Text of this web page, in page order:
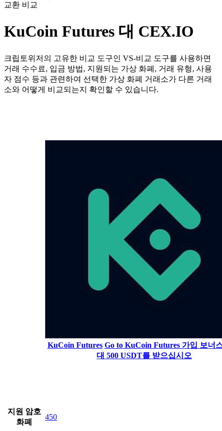
교환 비교
KuCoin Futures 대 CEX.IO
크립토위저의 고유한 비교 도구인 VS-비교 도구를 사용하면
거래 수수료, 입금 방법, 지원되는 가상 화폐, 거래 유형, 사용
자 점수 등과 관련하여 선택한 가상 화폐 거래소가 다른 거래
소와 어떻게 비교되는지 확인할 수 있습니다.
KuCoin Futures Go to KuCoin Futures 가입 보너
대 500 USDT를 받으십시오
지원 암호
화폐
450